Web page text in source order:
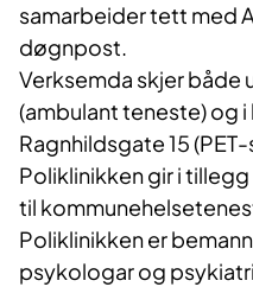
samarbeider tett med
døgnpost.
Verksemda skjer både
(ambulant teneste) og
Ragnhildsgate 15
Poliklinikken gir i
til
Poliklinikken er
psykologar og